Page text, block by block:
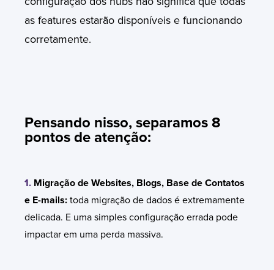
as features estarão disponíveis e funcionando
corretamente.
Pensando nisso, separamos 8
pontos de atenção:
1. Migração de Websites, Blogs, Base de Contatos
e E-mails: toda migração de dados é extremamente
delicada. E uma simples configuração errada pode
impactar em uma perda massiva.